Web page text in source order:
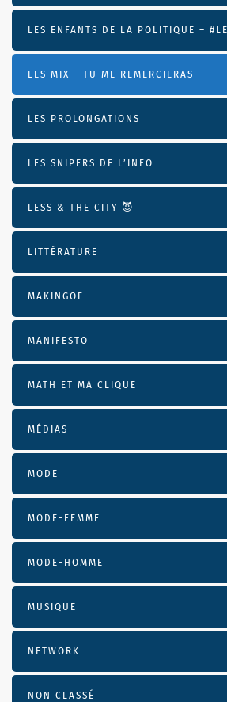
LES ENFANTS DE LA POLITIQUE –
LES MIX - TU ME REMERCIERAS
LES PROLONGATIONS
LES SNIPERS DE L’INFO
LESS & THE CITY 😈
LITTÉRATURE
MAKINGOF
MANIFESTO
MATH ET MA CLIQUE
MÉDIAS
MODE
MODE-FEMME
MODE-HOMME
MUSIQUE
NETWORK
NON CLASSÉ